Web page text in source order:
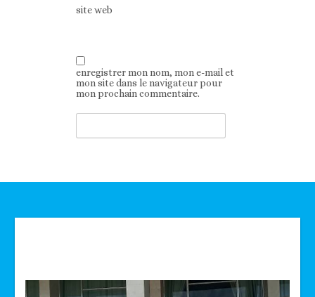
site web
enregistrer mon nom, mon e-mail et
mon site dans le navigateur pour
mon prochain commentaire.